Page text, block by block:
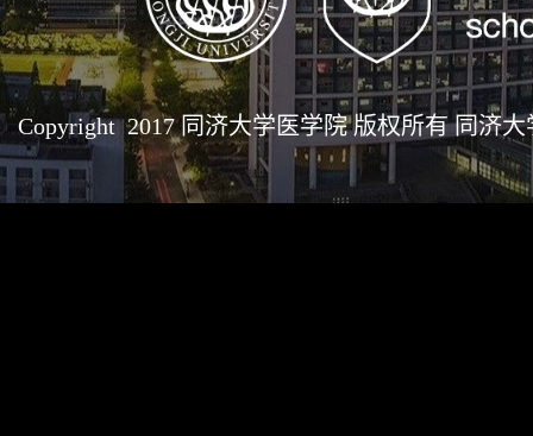
Copyright 2017 同济大学医学院 版权所有 同济